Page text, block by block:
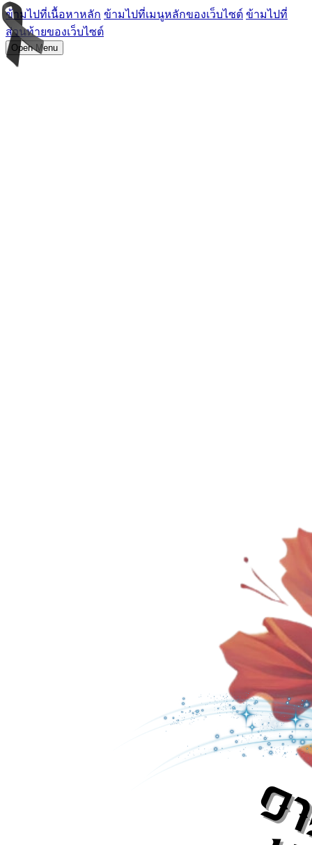
ข้ามไปที่เนื้อหาหลัก ข้ามไปที่เมนูหลักของเว็บไซต์ ข้ามไปที่
ส่วนท้ายของเว็บไซต์
Open Menu